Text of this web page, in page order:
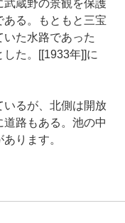
武蔵野の景観を保護
る。もともと三宝
た水路であった
た。[[1933年]]に
いるが、北側は開放
路もある。池の中
ります。